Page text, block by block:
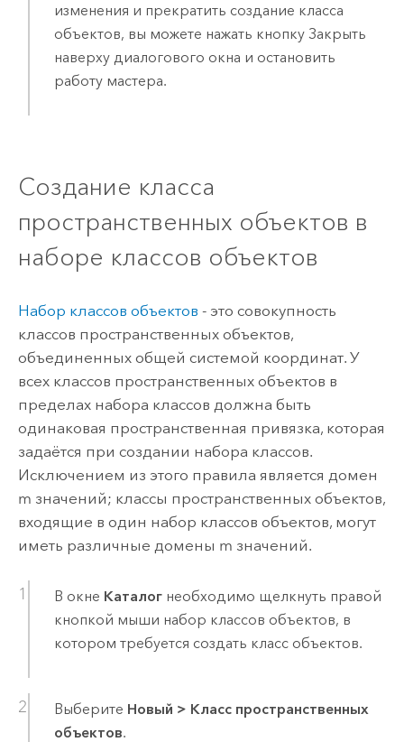
изменения и прекратить создание класса
объектов, вы можете нажать кнопку Закрыть
наверху диалогового окна и остановить
работу мастера.
Создание класса
пространственных объектов в
наборе классов объектов
Набор классов объектов - это совокупность
классов пространственных объектов,
объединенных общей системой координат. У
всех классов пространственных объектов в
пределах набора классов должна быть
одинаковая пространственная привязка, которая
задаётся при создании набора классов.
Исключением из этого правила является домен
m значений; классы пространственных объектов,
входящие в один набор классов объектов, могут
иметь различные домены m значений.
В окне Каталогнеобходимо щелкнуть правой
кнопкой мыши набор классов объектов, в
котором требуется создать класс объектов.
Выберите Новый > Класс пространственных
объектов.